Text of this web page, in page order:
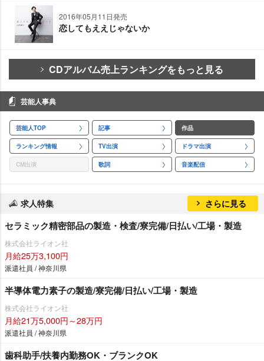
2016年05月11日発売
恋してもええじゃないか
CDアルバム売上ランキングをもっと見る
芸能人事典
芸能人TOP 記事 作品
ランキング情報 TV出演 ドラマ出演
CM出演 歌詞 音楽配信
求人特集 さらに見る
セラミック精密部品の製造・検査/寮完備/日払い/工場・製造
株式会社ライオン社
月給25万3,100円
派遣社員 / 神奈川県
半導体電力素子の製造/寮完備/日払い/工場・製造
株式会社ライオン社
月給21万5,000円～28万円
派遣社員 / 神奈川県
歯科助手/扶養内勤務OK・ブランクOK